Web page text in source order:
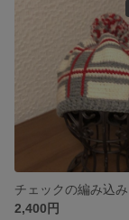
2,400円